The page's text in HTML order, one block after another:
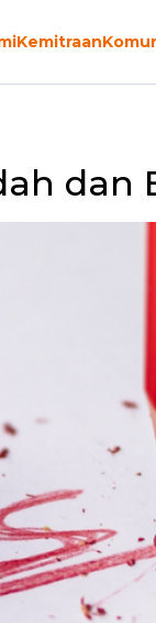
Kemitraan
dan